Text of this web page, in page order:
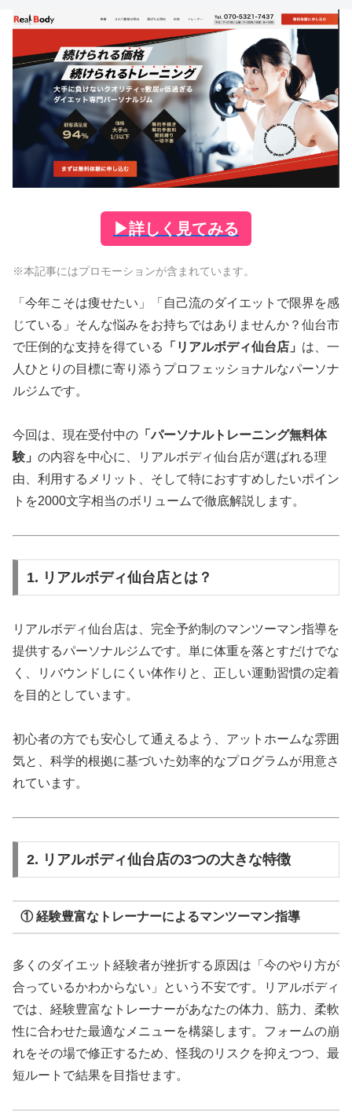
▶詳しく見てみる
※本記事にはプロモーションが含まれています。
「今年こそは痩せたい」「自己流のダイエットで限界を感
じている」そんな悩みをお持ちではありませんか？仙台市
で圧倒的な支持を得ている
「リアルボディ仙台店」 は、一
人ひとりの目標に寄り添うプロフェッショナルなパーソナ
ルジムです。
今回は、現在受付中の 「パーソナルトレーニング無料体
験」 の内容を中心に、リアルボディ仙台店が選ばれる理
由、利用するメリット、そして特におすすめしたいポイン
トを2000文字相当のボリュームで徹底解説します。
1. リアルボディ仙台店とは？
リアルボディ仙台店は、完全予約制のマンツーマン指導を
提供するパーソナルジムです。単に体重を落とすだけでな
く、リバウンドしにくい体作りと、正しい運動習慣の定着
を目的としています。
初心者の方でも安心して通えるよう、アットホームな雰囲
気と、科学的根拠に基づいた効率的なプログラムが用意さ
れています。
2. リアルボディ仙台店の3つの大きな特徴
① 経験豊富なトレーナーによるマンツーマン指導
多くのダイエット経験者が挫折する原因は「今のやり方が
合っているかわからない」という不安です。リアルボディ
では、経験豊富なトレーナーがあなたの体力、筋力、柔軟
性に合わせた最適なメニューを構築します。フォームの崩
れをその場で修正するため、怪我のリスクを抑えつつ、最
短ルートで結果を目指せます。